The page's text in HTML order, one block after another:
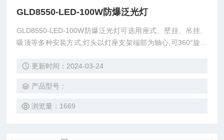
GLD8550-LED-100W防爆泛光灯
GLD8550-LED-100W防爆泛光灯可选用座式、壁挂、吊挂、
吸顶等多种安装方式;灯头以灯座支架端部为轴心,可360°旋转
明角度的需要。 省去了频繁更换灯泡的烦恼和不便。采用两
更新时间：2024-03-24
产品型号：
浏览量：1669